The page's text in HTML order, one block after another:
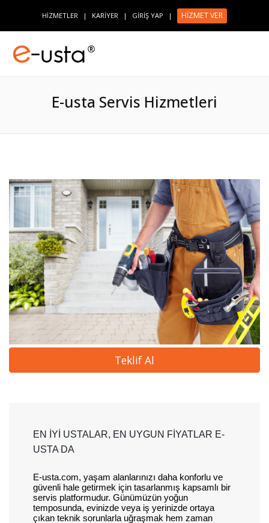
HİZMETLER | KARİYER | GİRİŞ YAP | HİZMET VER
E-usta Servis Hizmetleri
Teklif Al
EN İYİ USTALAR, EN UYGUN FİYATLAR E-
USTA DA
E-usta.com, yaşam alanlarınızı daha konforlu ve
güvenli hale getirmek için tasarlanmış kapsamlı bir
servis platformudur. Günümüzün yoğun
temposunda, evinizde veya iş yerinizde ortaya
çıkan teknik sorunlarla uğraşmak hem zaman